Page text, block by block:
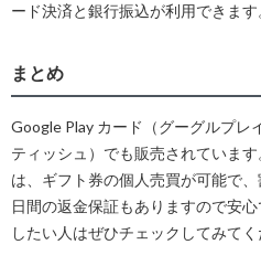
ード決済と銀行振込が利用できます
まとめ
Google Play カード（グーグルプ
ティッシュ）でも販売されていま
は、ギフト券の個人売買が可能で
日間の返金保証もありますので安
したい人はぜひチェックしてみてく